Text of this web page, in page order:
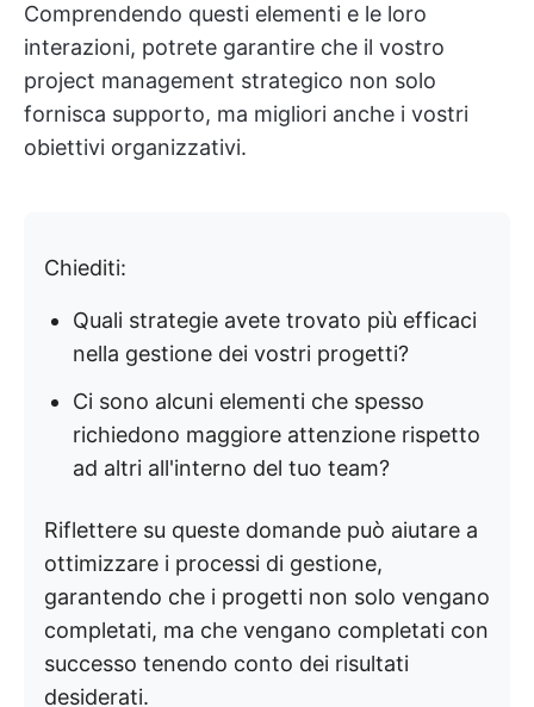
Comprendendo questi elementi e le loro
interazioni, potrete garantire che il vostro
project management strategico non solo
fornisca supporto, ma migliori anche i vostri
obiettivi organizzativi.
Chiediti:
Quali strategie avete trovato più efficaci
nella gestione dei vostri progetti?
Ci sono alcuni elementi che spesso
richiedono maggiore attenzione rispetto
ad altri all'interno del tuo team?
Riflettere su queste domande può aiutare a
ottimizzare i processi di gestione,
garantendo che i progetti non solo vengano
completati, ma che vengano completati con
successo tenendo conto dei risultati
desiderati.